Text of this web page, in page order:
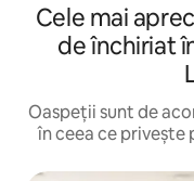
Cele mai
de închiriat
Oaspeții sunt de
în ceea ce